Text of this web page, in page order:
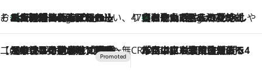
そおだよおこの関西おいしい、おやつ紀行
6 Hours Ago
［大阪府箕面市］一皿一皿目の前で仕上げられる、料理を巧みに組み込んだアシェットデセールコース「ミチル アシェット デセール（Michiru assiette dessert）」 47都道府県の手みやげ ひんやりスイーツで夏を満喫
6 Hours Ago
【和歌山県】この夏絶対食べたい 冷やしておいしいおやつ3選 みかんがごろっと丸ごと入ったジュレ
【CREA×星野リゾート】唯一無二。癒しと発見が待つ場所へ
2026.8.7
【トンボの足水浴】ヒノキの香りに包まれて涼感マックス！約13℃の湧水かけ流しを避暑地「星野温泉 トンボの湯」で体験 CREA'S CHOICE
2026.8.7
「立川にも歌舞伎があるんだよ」 片岡仁左衛門・市川中車ら豪華座組みで4年目の立川立飛歌舞伎へ